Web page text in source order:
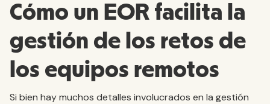
Cómo un EOR facilita la
gestión de los retos de
los equipos remotos
Si bien hay muchos detalles involucrados en la gestión